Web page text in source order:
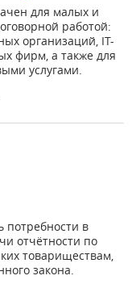
для малых и
работой:
организаций, IT-
фирм, а также для
услугами.
потребности в
отчётности по
товариществам,
закона.